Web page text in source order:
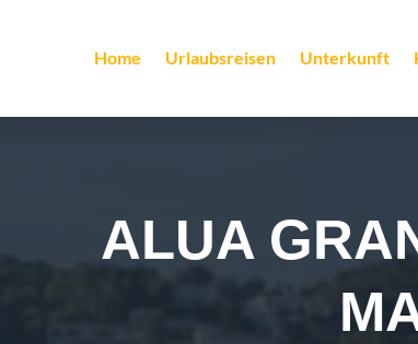
Home Urlaubsreisen Unterkunft
ALUA